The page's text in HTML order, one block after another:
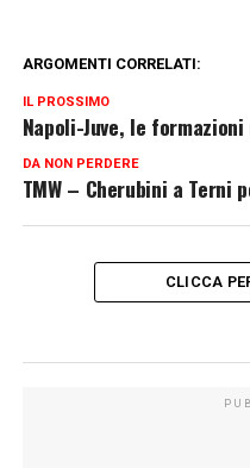
ARGOMENTI CORRELATI:
IL PROSSIMO
Napoli-Juve, le
DA NON PERDERE
TMW – Cherubini a Terni
CLICCA